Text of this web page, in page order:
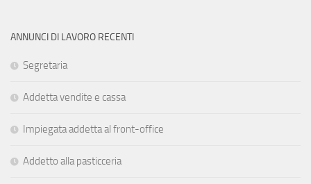
ANNUNCI DI LAVORO RECENTI
Segretaria
Addetta vendite e cassa
Impiegata addetta al front-office
Addetto alla pasticceria